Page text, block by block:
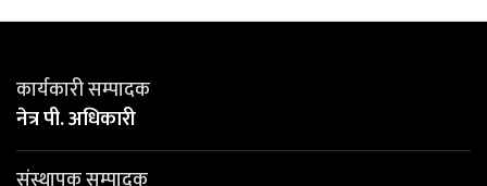
कार्यकारी सम्पादक
नेत्र पी. अधिकारी